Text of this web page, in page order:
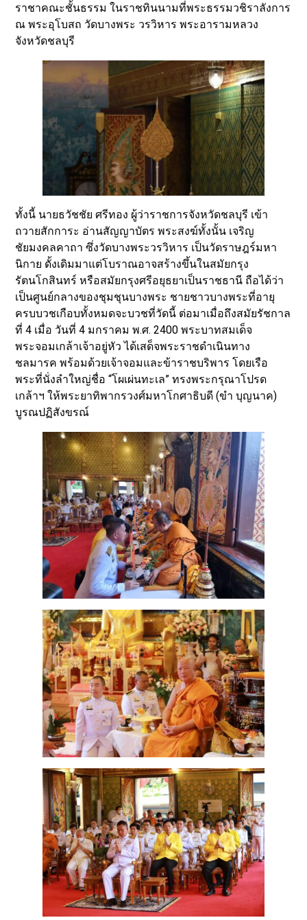
ราชาคณะชั้นธรรม ในราชทินนามที่พระธรรมวชิราลังการ
ณ พระอุโบสถ วัดบางพระ วรวิหาร พระอารามหลวง
จังหวัดชลบุรี
ทั้งนี้ นายธวัชชัย ศรีทอง ผู้ว่าราชการจังหวัดชลบุรี เข้า
ถวายสักการะ อ่านสัญญาบัตร พระสงฆ์ทั้งนั้น เจริญ
ชัยมงคลคาถา ซึ่งวัดบางพระวรวิหาร เป็นวัดราษฎร์มหา
นิกาย ดั้งเดิมมาแต่โบราณอาจสร้างขึ้นในสมัยกรุง
รัตนโกสินทร์ หรือสมัยกรุงศรีอยุธยาเป็นราชธานี ถือได้ว่า
เป็นศูนย์กลางของชุมชุนบางพระ ชายชาวบางพระที่อายุ
ครบบวชเกือบทั้งหมดจะบวชที่วัดนี้ ต่อมาเมื่อถึงสมัยรัชกาล
ที่ 4 เมื่อ วันที่ 4 มกราคม พ.ศ. 2400 พระบาทสมเด็จ
พระจอมเกล้าเจ้าอยู่หัว ได้เสด็จพระราชดำเนินทาง
ชลมารค พร้อมด้วยเจ้าจอมและข้าราชบริพาร โดยเรือ
พระที่นั่งลำใหญ่ชื่อ “โผเผ่นทะเล” ทรงพระกรุณาโปรด
เกล้าฯ ให้พระยาทิพากรวงศ์มหาโกศาธิบดี (ขำ บุญนาค)
บูรณปฏิสังขรณ์